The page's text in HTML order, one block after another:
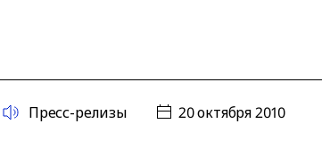
Пресс-релизы 20 октября 2010